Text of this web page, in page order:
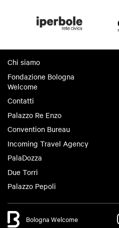
Chi siamo
Fondazione Bologna
Welcome
Contatti
Palazzo Re Enzo
Convention Bureau
Incoming Travel Agency
PalaDozza
Due Torri
Palazzo Pepoli
Bologna Welcome